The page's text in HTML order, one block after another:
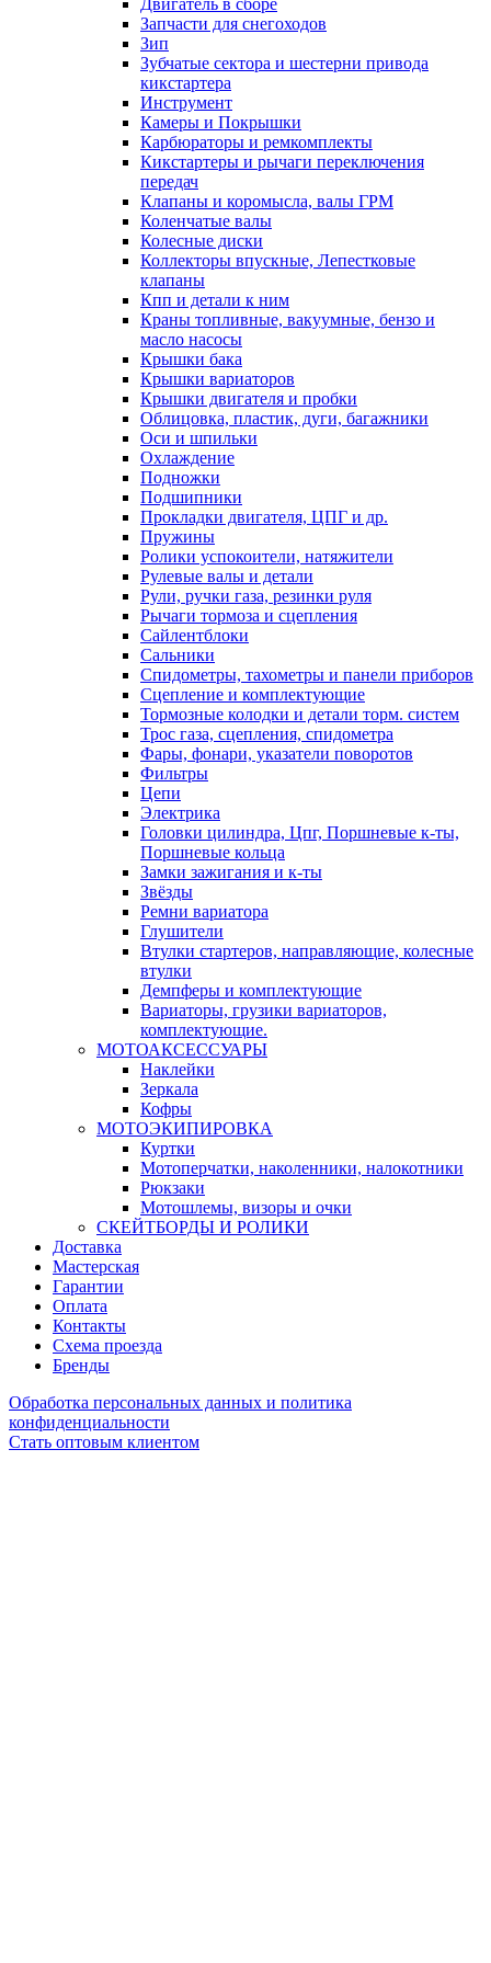
Запчасти для снегоходов
Зип
Зубчатые сектора и шестерни привода
кикстартера
Инструмент
Камеры и Покрышки
Карбюраторы и ремкомплекты
Кикстартеры и рычаги переключения
передач
Клапаны и коромысла, валы ГРМ
Коленчатые валы
Колесные диски
Коллекторы впускные, Лепестковые
клапаны
Кпп и детали к ним
Краны топливные, вакуумные, бензо и
масло насосы
Крышки бака
Крышки вариаторов
Крышки двигателя и пробки
Облицовка, пластик, дуги, багажники
Оси и шпильки
Охлаждение
Подножки
Подшипники
Прокладки двигателя, ЦПГ и др.
Пружины
Ролики успокоители, натяжители
Рулевые валы и детали
Рули, ручки газа, резинки руля
Рычаги тормоза и сцепления
Сайлентблоки
Сальники
Спидометры, тахометры и панели приборов
Сцепление и комплектующие
Тормозные колодки и детали торм. систем
Трос газа, сцепления, спидометра
Фары, фонари, указатели поворотов
Фильтры
Цепи
Электрика
Головки цилиндра, Цпг, Поршневые к-ты,
Поршневые кольца
Замки зажигания и к-ты
Звёзды
Ремни вариатора
Глушители
Втулки стартеров, направляющие, колесные
втулки
Демпферы и комплектующие
Вариаторы, грузики вариаторов,
комплектующие.
МОТОАКСЕССУАРЫ
Наклейки
Зеркала
Кофры
МОТОЭКИПИРОВКА
Куртки
Мотоперчатки, наколенники, налокотники
Рюкзаки
Мотошлемы, визоры и очки
СКЕЙТБОРДЫ И РОЛИКИ
Доставка
Мастерская
Гарантии
Оплата
Контакты
Схема проезда
Бренды
Обработка персональных данных и политика
конфиденциальности
Стать оптовым клиентом